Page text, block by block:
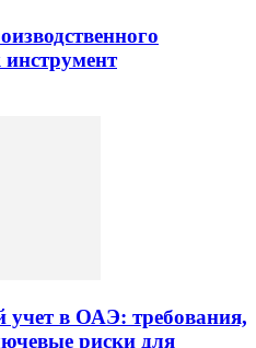
учет в ОАЭ: требования,
риски для